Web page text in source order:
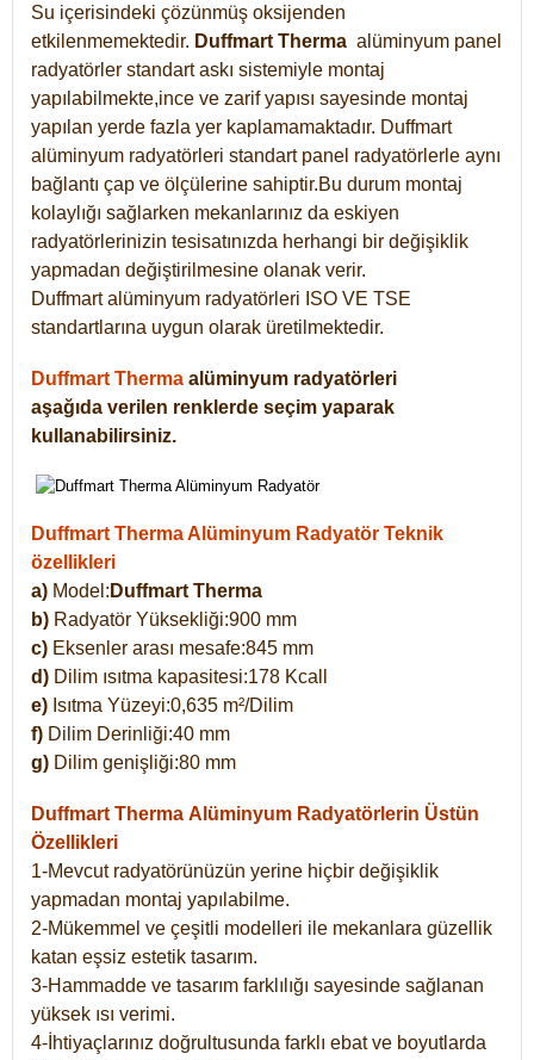
Su içerisindeki çözünmüş oksijenden
etkilenmemektedir. Duffmart Therma alüminyum panel
radyatörler standart askı sistemiyle montaj
yapılabilmekte,ince ve zarif yapısı sayesinde montaj
yapılan yerde fazla yer kaplamamaktadır. Duffmart
alüminyum radyatörleri standart panel radyatörlerle aynı
bağlantı çap ve ölçülerine sahiptir.Bu durum montaj
kolaylığı sağlarken mekanlarınız da eskiyen
radyatörlerinizin tesisatınızda herhangi bir değişiklik
yapmadan değiştirilmesine olanak verir.
Duffmart alüminyum radyatörleri ISO VE TSE
standartlarına uygun olarak üretilmektedir.
Duffmart Therma alüminyum radyatörleri
aşağıda verilen renklerde seçim yaparak
kullanabilirsiniz.
Duffmart Therma Alüminyum Radyatör Teknik
özellikleri
a) Model: Duffmart Therma
b) Radyatör Yüksekliği:900 mm
c) Eksenler arası mesafe:845 mm
d) Dilim ısıtma kapasitesi:178 Kcall
e) Isıtma Yüzeyi:0,635 m²/Dilim
f) Dilim Derinliği:40 mm
g) Dilim genişliği:80 mm
Duffmart Therma Alüminyum Radyatörlerin Üstün
Özellikleri
1-Mevcut radyatörünüzün yerine hiçbir değişiklik
yapmadan montaj yapılabilme.
2-Mükemmel ve çeşitli modelleri ile mekanlara güzellik
katan eşsiz estetik tasarım.
3-Hammadde ve tasarım farklılığı sayesinde sağlanan
yüksek ısı verimi.
4-İhtiyaçlarınız doğrultusunda farklı ebat ve boyutlarda